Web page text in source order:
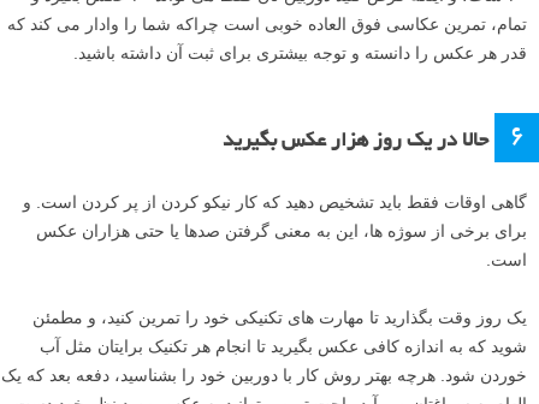
به خاطر بیاورید، آن را تجسم کنید). فیلم گران قیمت بود، و چاپ هم
همینطور! اگر با فرمت متوسط عکس می گرفتید، در هر رول فیلم تنها
دوازده تصویر داشتید، و تنها یکی از آنها واقعا به درد بخور میشد و ارزش نگه
من نمی گویم که شما باید خودتان را تنها به دوازده عکس محدود کنید، بلکه
گیرید فکر کنید. از خودتان بپرسید چرا آن عکس را می گیرید و مطمئن شوید
که بهترین عکسی است که می تواند باشد.
ترکیب بندی خود اطمینان حاصل کنید، و مطمئن شوید که لحظه مناسبی
است تا سوژه شما به بهترین شکل ظاهر شود. ممکن است شگفت زده
شوید که وقتی تا این حد به هر عکس توجه می کنید، عکاسی شما چقدر